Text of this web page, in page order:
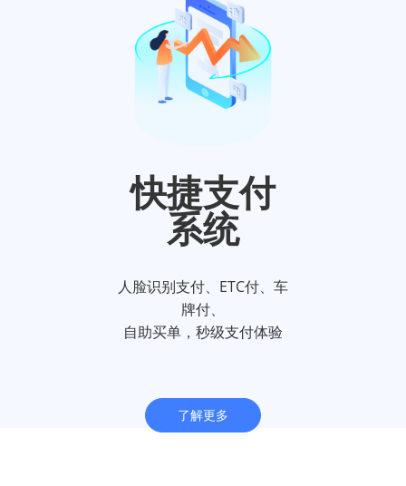
快捷支付
系统
人脸识别支付、ETC付、车
牌付、
自助买单，秒级支付体验
了解更多